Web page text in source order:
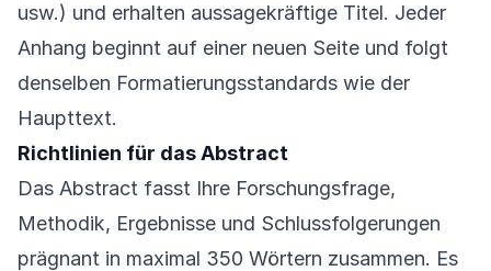
usw.) und erhalten aussagekräftige Titel. Jeder
Anhang beginnt auf einer neuen Seite und folgt
denselben Formatierungsstandards wie der
Haupttext.
Richtlinien für das Abstract
Das Abstract fasst Ihre Forschungsfrage,
Methodik, Ergebnisse und Schlussfolgerungen
prägnant in maximal 350 Wörtern zusammen. Es